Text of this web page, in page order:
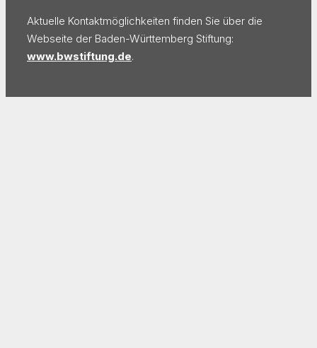
Aktuelle Kontaktmöglichkeiten finden Sie über die
Webseite der Baden-Württemberg Stiftung:
www.bwstiftung.de.